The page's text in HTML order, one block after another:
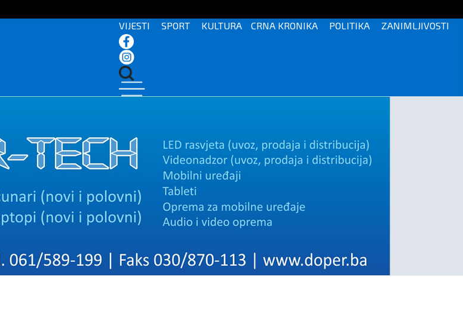
VIJESTI SPORT KULTURA CRNA KRONIKA POLITIKA ZANIMLJIVOSTI